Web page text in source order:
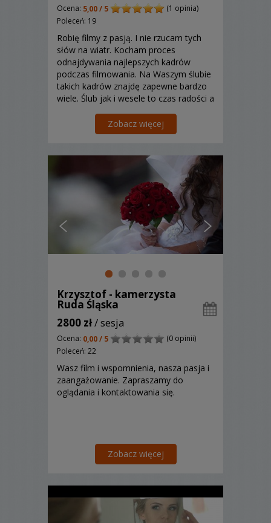
Ocena: 5,00 / 5
(1 opinia)
Poleceń: 19
Robię filmy z pasją. I nie rzucam tych
słów na wiatr. Kocham proces
odnajdywania najlepszych kadrów
podczas filmowania. Na Waszym ślubie
takich kadrów znajdę zapewne bardzo
wiele. Ślub jak i wesele to czas radości a
uchwyci. Pracuję w Polsce oraz
zagranicą.
Zobacz więcej
Krzysztof - kamerzysta
Ruda Śląska
2800 zł/ sesja
Ocena: 0,00 / 5
(0 opinii)
Poleceń: 22
Wasz film i wspomnienia, nasza pasja i
zaangażowanie. Zapraszamy do
oglądania i kontaktowania się.
Zobacz więcej